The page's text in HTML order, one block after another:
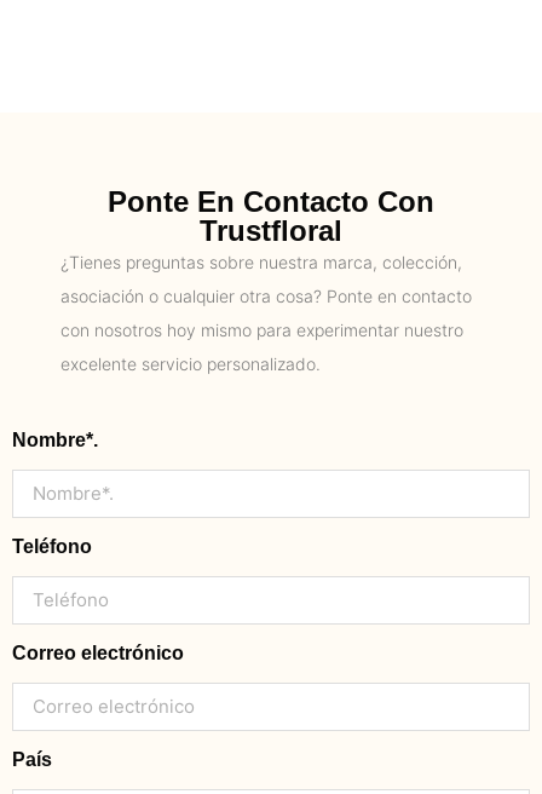
Ponte En Contacto Con
Trustfloral
¿Tienes preguntas sobre nuestra marca, colección,
asociación o cualquier otra cosa? Ponte en contacto
con nosotros hoy mismo para experimentar nuestro
excelente servicio personalizado.
Nombre*.
Teléfono
Correo electrónico
País